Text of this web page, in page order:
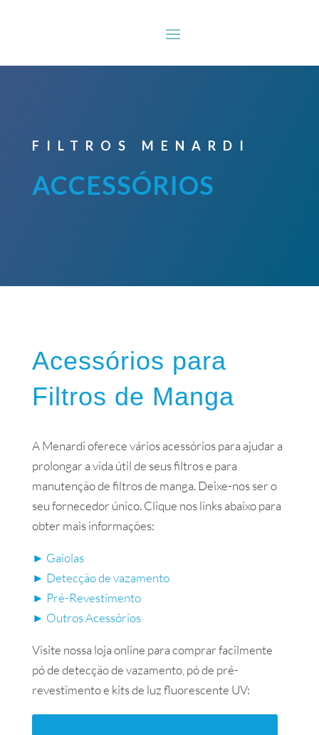
FILTROS MENARDI
ACCESSÓRIOS
Acessórios para
Filtros de Manga
A Menardi oferece vários acessórios para ajudar a
prolongar a vida útil de seus filtros e para
manutenção de filtros de manga. Deixe-nos ser o
seu fornecedor único. Clique nos links abaixo para
obter mais informações:
► Gaiolas
► Detecção de vazamento
► Pré-Revestimento
► Outros Acessórios
Visite nossa loja online para comprar facilmente
pó de detecção de vazamento, pó de pré-
revestimento e kits de luz fluorescente UV: